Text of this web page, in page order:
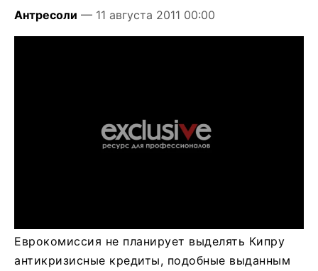
Антресоли — 11 августа 2011 00:00
Еврокомиссия не планирует выделять Кипру
антикризисные кредиты, подобные выданным